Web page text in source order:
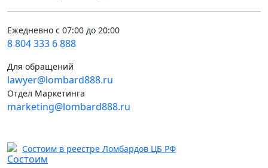
Ежедневно с 07:00 до 20:00
8 804 333 6 888
Для обращений
lawyer@lombard888.ru
Отдел Маркетинга
marketing@lombard888.ru
Состоим в реестре Ломбардов ЦБ РФ